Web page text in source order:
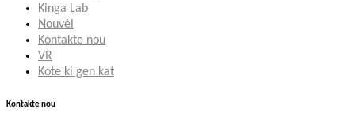
Kinga Lab
Nouvèl
Kontakte nou
VR
Kote ki gen kat
Kontakte nou